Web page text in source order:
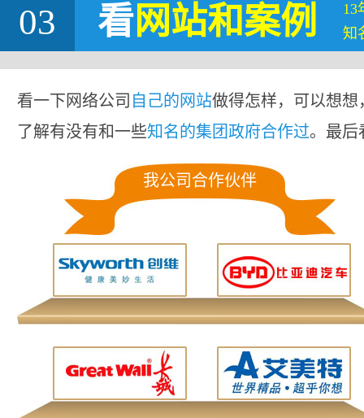
03 看网站和案例
13
知
看一下网络公司 自己的网站做得怎样，可以想
了解有没有和一些知名的集团政府合作过。最后
我公司合作伙伴